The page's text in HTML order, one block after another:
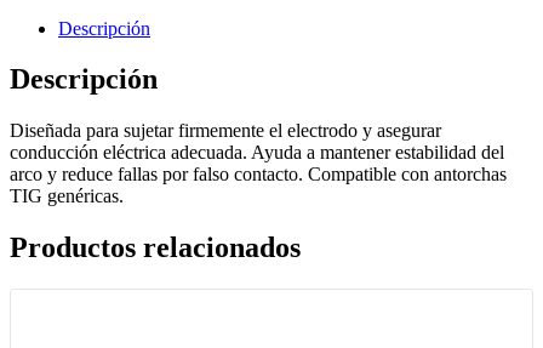
Descripción
Descripción
Diseñada para sujetar firmemente el electrodo y asegurar
conducción eléctrica adecuada. Ayuda a mantener estabilidad del
arco y reduce fallas por falso contacto. Compatible con antorchas
TIG genéricas.
Productos relacionados